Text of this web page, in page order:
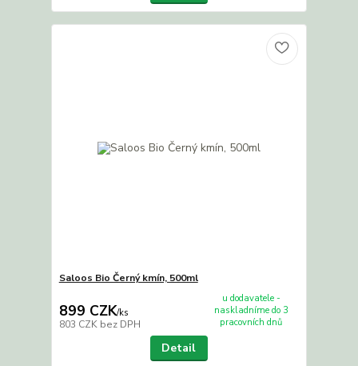
Saloos Bio Černý kmín, 500ml
899 CZK/ks
803 CZK bez DPH
u dodavatele -
naskladníme do 3
pracovních dnů
Detail